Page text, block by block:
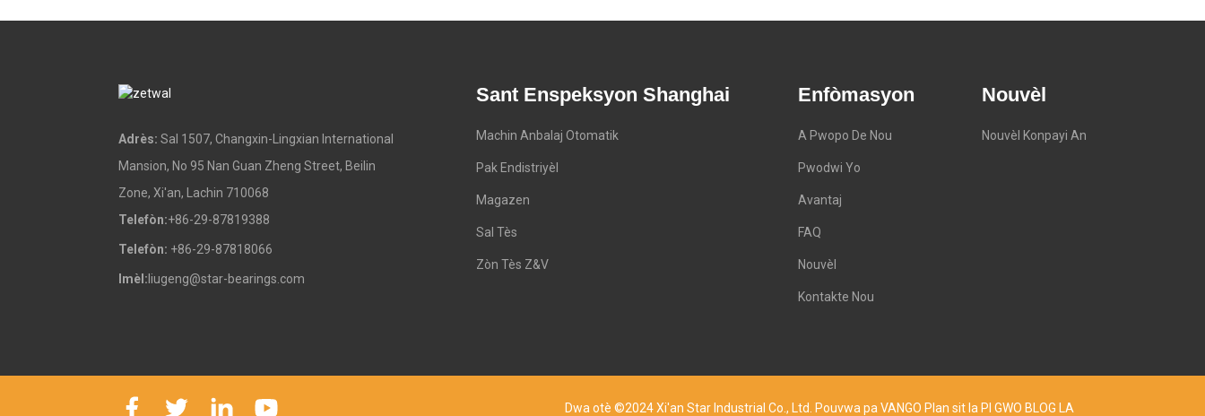
Pati metal an poud
Chenn roulo
Adrès: Sal 1507, Changxin-Lingxian International
Mansion, No 95 Nan Guan Zheng Street, Beilin
Zone, Xi'an, Lachin 710068
Telefòn:+86-29-87819388
Telefòn: +86-29-87818066
Imèl: liugeng@star-bearings.com
Sant Enspeksyon Shanghai
Machin Anbalaj Otomatik
Pak Endistriyèl
Magazen
Sal Tès
Zòn Tès Z&V
Enfòmasyon
A Pwopo De Nou
Pwodwi Yo
Avantaj
FAQ
Nouvèl
Kontakte Nou
Nouvèl
Nouvèl Konpayi An
Dwa otè ©2024 Xi'an Star Industrial Co., Ltd. Pouvwa pa VANGO Plan sit la PI GWO BLOG LA